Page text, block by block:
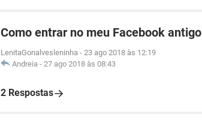
Como entrar no meu Facebook antigo
LenitaGonalvesleninha - 23 ago 2018 às 12:19
Andreia - 27 ago 2018 às 08:43
2 Respostas